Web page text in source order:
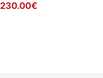
230.00€